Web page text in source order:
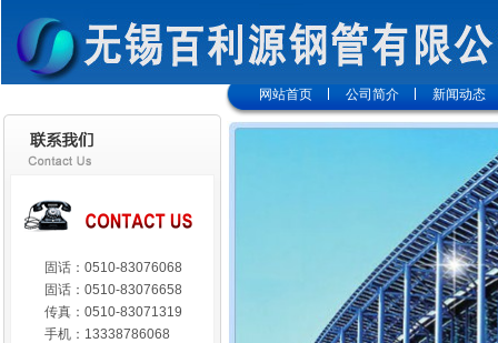
网站首页 公司简介 新闻动态
固话：0510-83076068
固话：0510-83076658
传真：0510-83071319
手机：13338786068